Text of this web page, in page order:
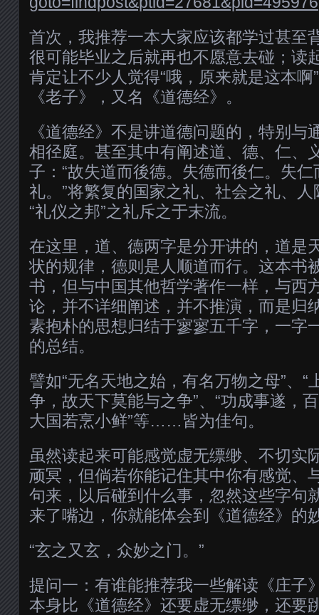
首次，我推荐一本大家应该都学过甚至
很可能毕业之后就再也不愿意去碰；读
肯定让不少人觉得“哦，原来就是这本
《老子》，又名《道德经》。
《道德经》不是讲道德问题的，特别与
相径庭。甚至其中有阐述道、德、仁、
子：“故失道而後德。失德而後仁。失
礼。”将繁复的国家之礼、社会之礼、
“礼仪之邦”之礼斥之于末流。
在这里，道、德两字是分开讲的，道是
状的规律，德则是人顺道而行。这本书
书，但与中国其他哲学著作一样，与西
论，并不详细阐述，并不推演，而是归
素抱朴的思想归结于寥寥五千字，一字
的总结。
譬如“无名天地之始，有名万物之母”、“
争，故天下莫能与之争”、“功成事遂，
大国若烹小鲜”等……皆为佳句。
虽然读起来可能感觉虚无缥缈、不切实
顽冥，但倘若你能记住其中你有感觉、
句来，以后碰到什么事，忽然这些字句
来了嘴边，你就能体会到《道德经》的
“玄之又玄，众妙之门。”
提问一：有谁能推荐我一些解读《庄子
本身比《道德经》还要虚无缥缈，还要